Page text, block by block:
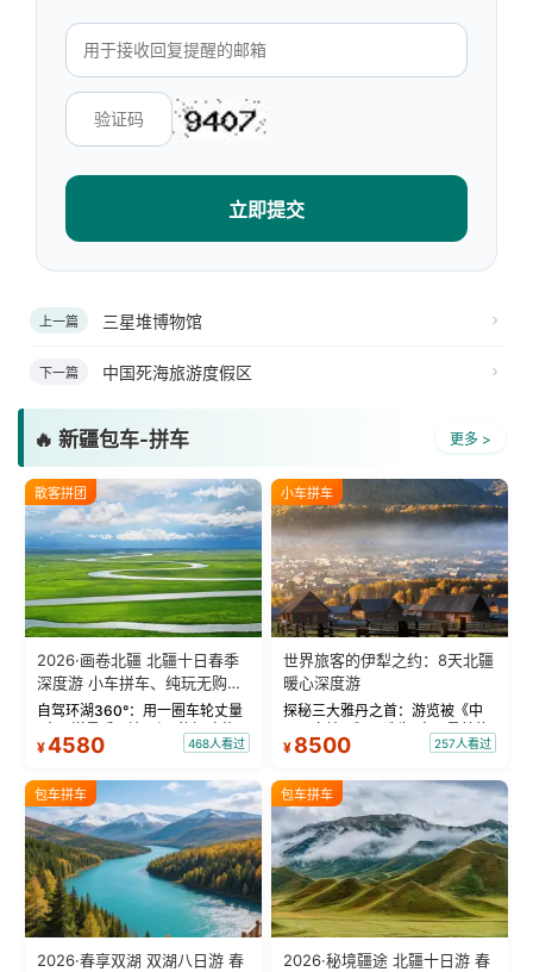
立即提交
上一篇 三星堆博物馆
下一篇 中国死海旅游度假区
🔥 新疆包车-拼车 更多 >
散客拼团
2026·画卷北疆 北疆十日春季
深度游 小车拼车、纯玩无购
物！
自驾环湖360°：用一圈车轮丈量
“大西洋最后一滴眼泪”的极致蔚
蓝。 赛湖旅拍：甄选多款风格服
绝美瞬间。 赛湖坦克300跟车视
频：专业摄影师...
¥4580 468人看过
小车拼车
世界旅客的伊犁之约：8天北疆
暖心深度游
探秘三大雅丹之首：游览被《中
国国家地理》评选为“中国最美的
三大雅丹”第一名的克拉玛依魔鬼
瓦人最大村落——禾木村，欣赏
晨雾与小木...
¥ 8500 257人看过
包车拼车
2026·春享双湖 双湖八日游 春
包车拼车
2026·秘境疆途 北疆十日游 春